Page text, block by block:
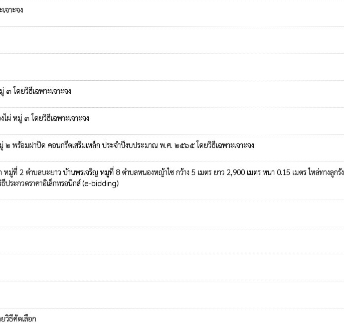
จาะจง
๓ โดยวิธีเฉพาะเจาะจง
ไผ่ หมู่ ๓ โดยวิธีเฉพาะเจาะจง
๒ พร้อมฝาปิด คอนกรีตเสริมเหล็ก ประจำปีงบประมาณ พ.ศ. ๒๕๖๕ โดยวิธีเฉพาะเจาะจง
มู่ที่ 2 ตำบลบะยาว บ้านพรเจริญ หมูที่ 8 ตำบลหนองหญ้าไซ กว้าง 5 เมตร ยาว 2,900 เมตร หนา 0.15 เมตร ไหล่ทางลูกรั
ประกวดราคาอิเล็กทรอนิกส์ (e-bidding)
วิธีคัดเลือก